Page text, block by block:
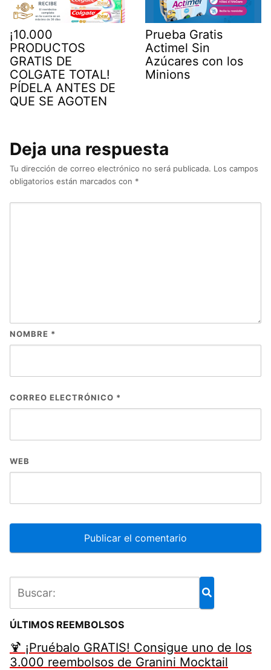
¡10.000
PRODUCTOS
GRATIS DE
COLGATE TOTAL!
PÍDELA ANTES DE
QUE SE AGOTEN
Prueba Gratis
Actimel Sin
Azúcares con los
Minions
Deja una respuesta
Tu dirección de correo electrónico no será publicada. Los campos
obligatorios están marcados con *
NOMBRE *
CORREO ELECTRÓNICO *
WEB
ÚLTIMOS REEMBOLSOS
🍹 ¡Pruébalo GRATIS! Consigue uno de los
3.000 reembolsos de Granini Mocktail